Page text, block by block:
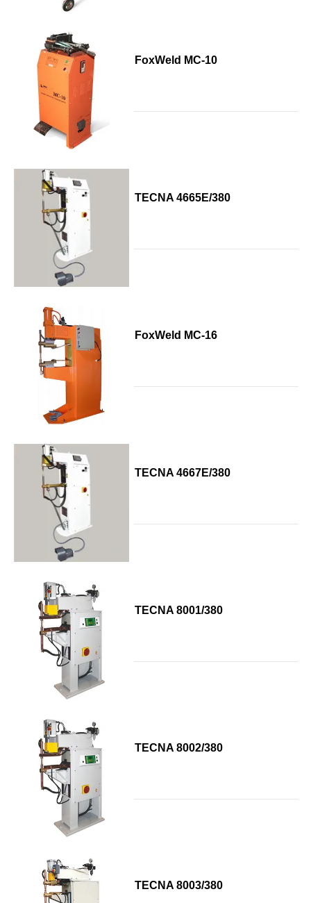
FoxWeld МС-10
TECNA 4665E/380
FoxWeld МС-16
TECNA 4667E/380
TECNA 8001/380
TECNA 8002/380
TECNA 8003/380